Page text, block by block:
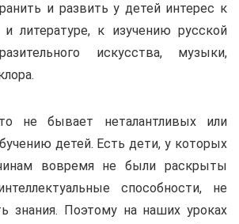
и развить у детей интерес к
литературе, к изучению русской
искусства, музыки,
не бывает неталантливых или
детей. Есть дети, у которых
вовремя не были раскрыты
способности, не
знания. Поэтому на наших уроках